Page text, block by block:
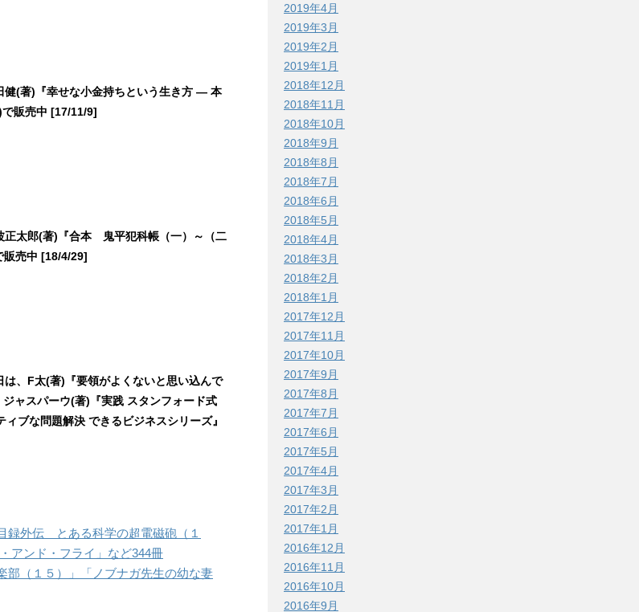
健(著)『幸せな小金持ちという生き方 ― 本
販売中 [17/11/9]
正太郎(著)『合本 鬼平犯科帳（一）～（二
販売中 [18/4/29]
は、F太(著)『要領がよくないと思い込んで
ャスパーウ(著)『実践 スタンフォード式
ブな問題解決 できるビジネスシリーズ』
録外伝 とある科学の超電磁砲（１
アンド・フライ」など344冊
部（１５）」「ノブナガ先生の幼な妻
2019年4月
2019年3月
2019年2月
2019年1月
2018年12月
2018年11月
2018年10月
2018年9月
2018年8月
2018年7月
2018年6月
2018年5月
2018年4月
2018年3月
2018年2月
2018年1月
2017年12月
2017年11月
2017年10月
2017年9月
2017年8月
2017年7月
2017年6月
2017年5月
2017年4月
2017年3月
2017年2月
2017年1月
2016年12月
2016年11月
2016年10月
2016年9月